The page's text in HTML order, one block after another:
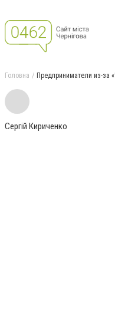
Головна Предприниматели из-за
Сергій Кириченко